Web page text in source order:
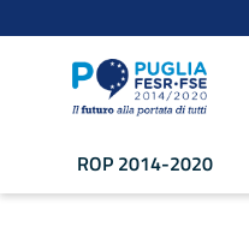
ROP 2014-2020
Pass Laureati